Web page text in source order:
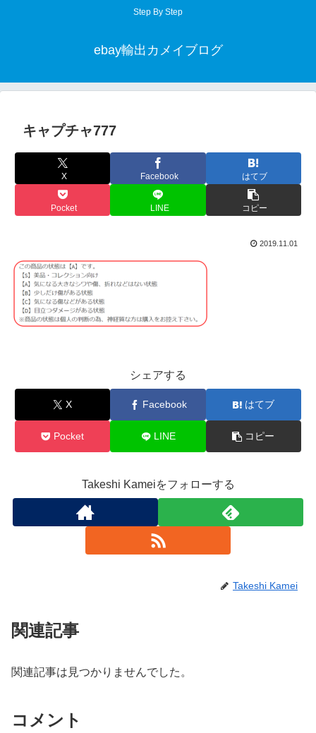
Step By Step
ebay輸出カメイブログ
キャプチャ777
X Facebook はてブ
Pocket LINE コピー
2019.11.01
シェアする
X Facebook はてブ
Pocket LINE コピー
Takeshi Kameiをフォローする
Takeshi Kamei
関連記事
関連記事は見つかりませんでした。
コメント